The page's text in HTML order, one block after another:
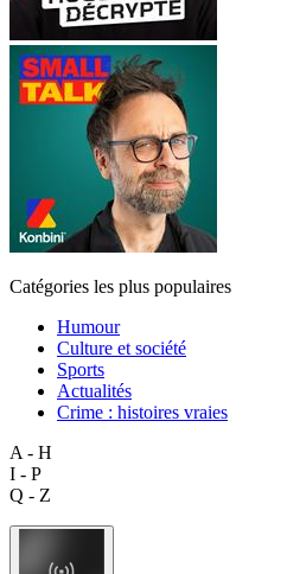
Catégories les plus populaires
Humour
Culture et société
Sports
Actualités
Crime : histoires vraies
A - H
I - P
Q - Z